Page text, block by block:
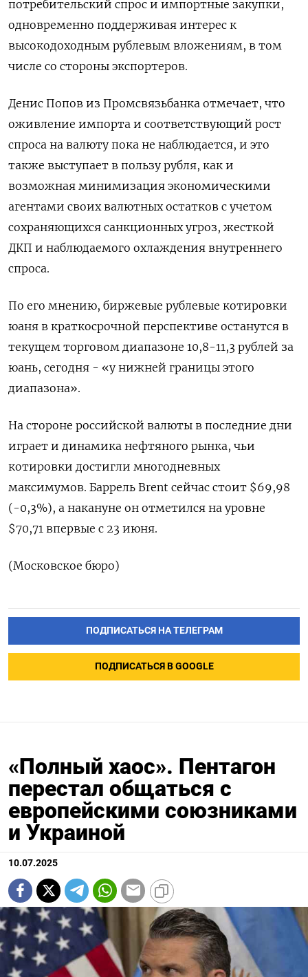
потребительский спрос и импортные закупки,
одновременно поддерживая интерес к
высокодоходным рублевым вложениям, в том
числе со стороны экспортеров.
Денис Попов из Промсвязьбанка отмечает, что
оживление импорта и соответствующий рост
спроса на валюту пока не наблюдается, и это
также выступает в пользу рубля, как и
возможная минимизация экономическими
агентами своих валютных остатков с учетом
сохраняющихся санкционных угроз, жесткой
ДКП и наблюдаемого охлаждения внутреннего
спроса.
По его мнению, биржевые рублевые котировки
юаня в краткосрочной перспективе останутся в
текущем торговом диапазоне 10,8-11,3 рублей за
юань, сегодня - «у нижней границы этого
диапазона».
На стороне российской валюты в последние дни
играет и динамика нефтяного рынка, чьи
котировки достигли многодневных
максимумов. Баррель Brent сейчас стоит $69,98
(-0,3%), а накануне он отметился на уровне
$70,71 впервые с 23 июня.
(Московское бюро)
ПОДПИСАТЬСЯ НА ТЕЛЕГРАМ
ПОДПИСАТЬСЯ В GOOGLE
«Полный хаос». Пентагон
перестал общаться с
европейскими союзниками
и Украиной
10.07.2025